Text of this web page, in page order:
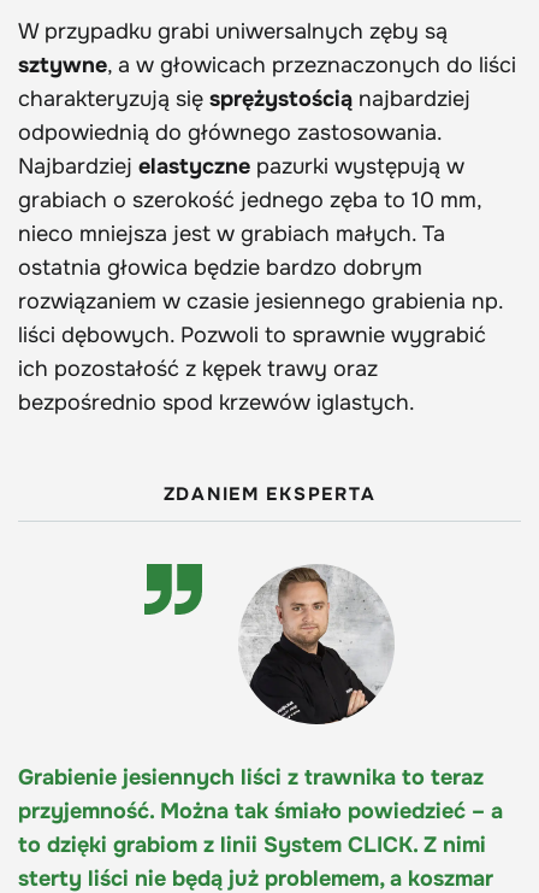
W przypadku grabi uniwersalnych zęby są
sztywne, a w głowicach przeznaczonych do liści
charakteryzują się sprężystością najbardziej
odpowiednią do głównego zastosowania.
Najbardziej elastyczne pazurki występują w
grabiach o szerokość jednego zęba to 10 mm,
nieco mniejsza jest w grabiach małych. Ta
ostatnia głowica będzie bardzo dobrym
rozwiązaniem w czasie jesiennego grabienia np.
liści dębowych. Pozwoli to sprawnie wygrabić
ich pozostałość z kępek trawy oraz
bezpośrednio spod krzewów iglastych.
ZDANIEM EKSPERTA
Grabienie jesiennych liści z trawnika to teraz
przyjemność. Można tak śmiało powiedzieć – a
to dzięki grabiom z linii System CLICK. Z nimi
sterty liści nie będą już problemem, a koszmar